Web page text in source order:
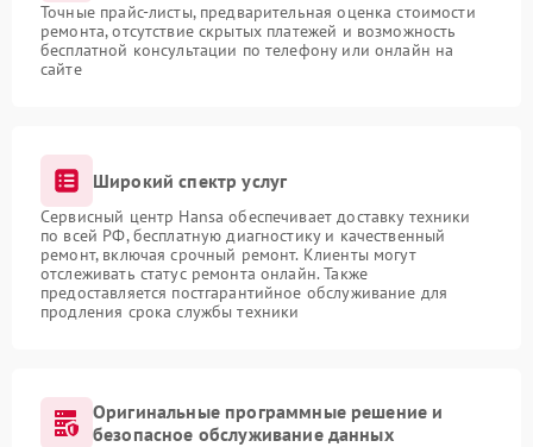
Точные прайс-листы, предварительная оценка стоимости
ремонта, отсутствие скрытых платежей и возможность
бесплатной консультации по телефону или онлайн на
сайте
Широкий спектр услуг
Сервисный центр Hansa обеспечивает доставку техники
по всей РФ, бесплатную диагностику и качественный
ремонт, включая срочный ремонт. Клиенты могут
отслеживать статус ремонта онлайн. Также
предоставляется постгарантийное обслуживание для
продления срока службы техники
Оригинальные программные решение и
безопасное обслуживание данных